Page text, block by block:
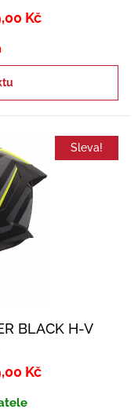
Kč
Sleva!
BLACK H-V
Kč